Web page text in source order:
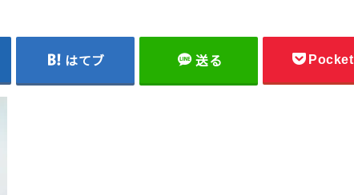
はてブ 送る Pocket